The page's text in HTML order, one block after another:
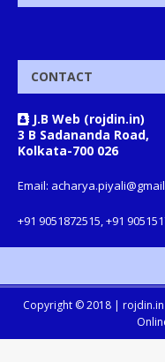
CONTACT
J.B Web (rojdin.in)
3 B Sadananda Road,
Kolkata-700 026
Email:
+91 9051872515, +91
Copyright © 2018 | rojdin.in